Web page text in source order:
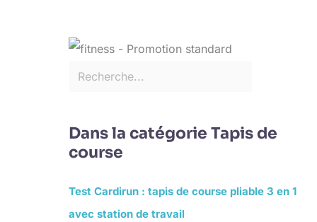
Dans la catégorie Tapis de
course
Test Cardirun : tapis de course pliable 3 en 1
avec station de travail